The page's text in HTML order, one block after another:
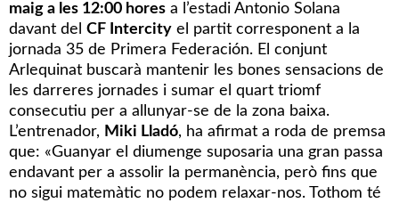
maig a les 12:00 hores a l’estadi Antonio Solana
davant del CF Intercity el partit corresponent a la
jornada 35 de Primera Federación. El conjunt
Arlequinat buscarà mantenir les bones sensacions de
les darreres jornades i sumar el quart triomf
consecutiu per a allunyar-se de la zona baixa.
L’entrenador, Miki Lladó, ha afirmat a roda de premsa
que: «Guanyar el diumenge suposaria una gran passa
endavant per a assolir la permanència, però fins que
no sigui matemàtic no podem relaxar-nos. Tothom té